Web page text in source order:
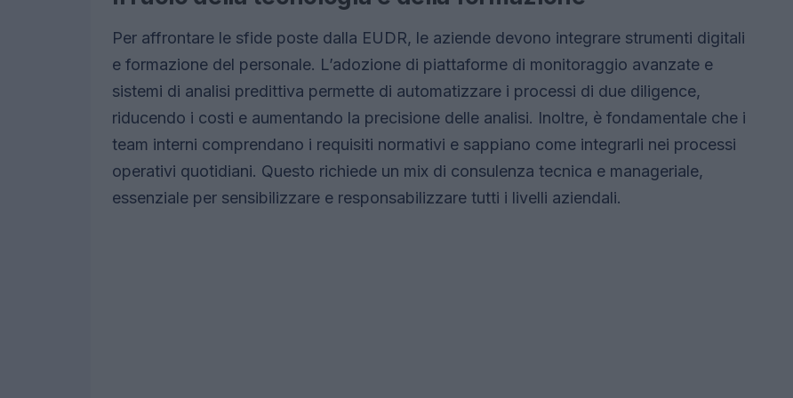
Per affrontare le sfide poste dalla EUDR, le aziende devono integrare strumenti digitali
e formazione del personale. L’adozione di piattaforme di monitoraggio avanzate e
sistemi di analisi predittiva permette di automatizzare i processi di due diligence,
riducendo i costi e aumentando la precisione delle analisi. Inoltre, è fondamentale che i
team interni comprendano i requisiti normativi e sappiano come integrarli nei processi
operativi quotidiani. Questo richiede un mix di consulenza tecnica e manageriale,
essenziale per sensibilizzare e responsabilizzare tutti i livelli aziendali.